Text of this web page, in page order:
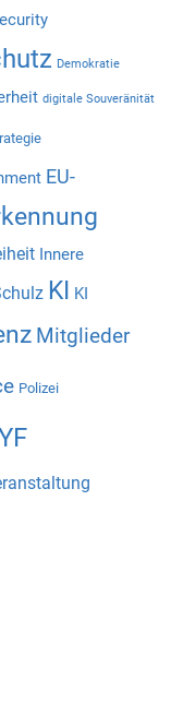
Demokratie
digitale Souveränität
EU-
Innere
KI KI
Mitglieder
Polizei